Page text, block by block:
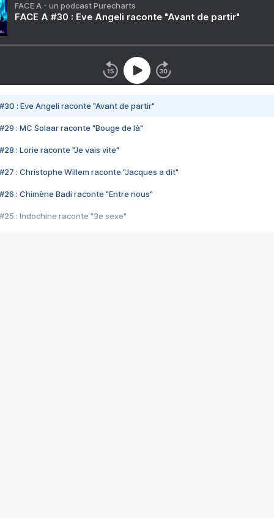
FACE A - un podcast Purecharts
FACE A #30 : Eve Angeli raconte "Avant de partir"
#30 : Eve Angeli raconte "Avant de partir"
#29 : MC Solaar raconte "Bouge de là"
#28 : Lorie raconte "Je vais vite"
#27 : Christophe Willem raconte "Jacques a dit"
#26 : Chimène Badi raconte "Entre nous"
#25 : Indochine raconte "3e sexe"